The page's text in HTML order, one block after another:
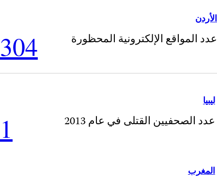
الأردن
304 عدد المواقع الإلكترونية المحظورة
ليبيا
1 عدد الصحفيين القتلى في عام 2013
المغرب